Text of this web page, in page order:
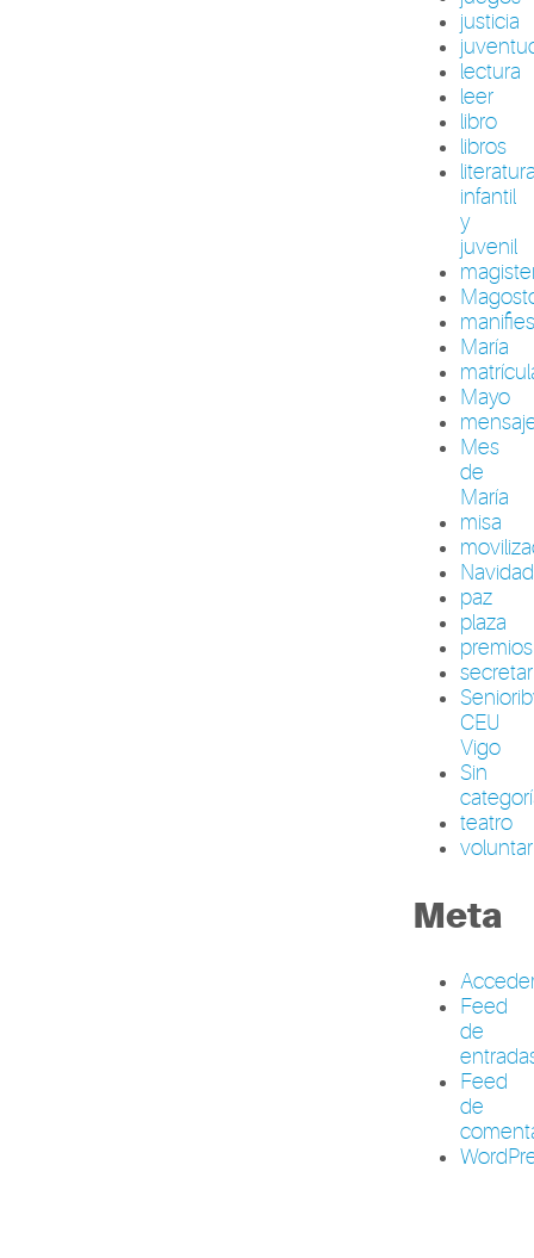
justicia
lectura
leer
libro
libros
infantil
y
juvenil
María
Mayo
Mes
de
María
misa
Navidad
paz
plaza
premios
CEU
Vigo
Sin
teatro
Meta
Feed
de
Feed
de